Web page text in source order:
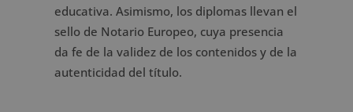
educativa. Asimismo, los diplomas llevan el
sello de Notario Europeo, cuya presencia
da fe de la validez de los contenidos y de la
autenticidad del título.